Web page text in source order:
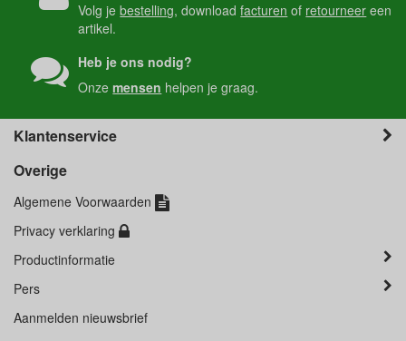
Volg jebestelling, downloadfacturen of retourneer een
artikel.
Heb je ons nodig?
Onzemensen helpen je graag.
Klantenservice
Overige
Algemene Voorwaarden
Privacy verklaring
Productinformatie
Pers
Aanmelden nieuwsbrief